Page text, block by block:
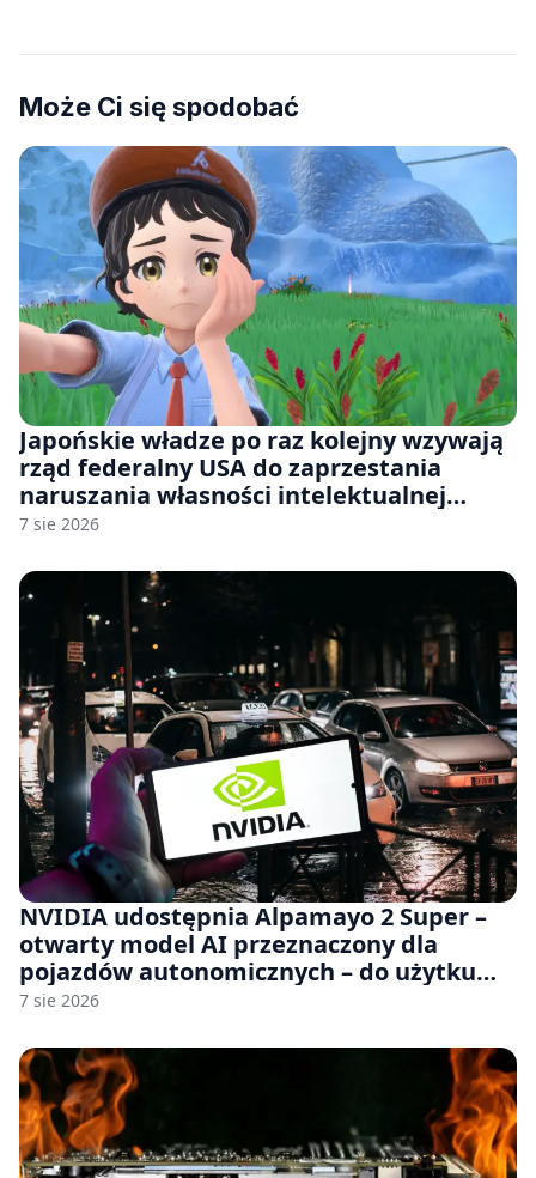
Może Ci się spodobać
Japońskie władze po raz kolejny wzywają
rząd federalny USA do zaprzestania
naruszania własności intelektualnej
japońskich gier i anime
7 sie 2026
NVIDIA udostępnia Alpamayo 2 Super –
otwarty model AI przeznaczony dla
pojazdów autonomicznych – do użytku
komercyjnego
7 sie 2026